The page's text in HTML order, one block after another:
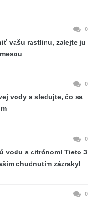
0
vašu rastlinu, zalejte ju
0
vody a sledujte, čo sa
0
vodu s citrónom! Tieto 3
chudnutím zázraky!
0